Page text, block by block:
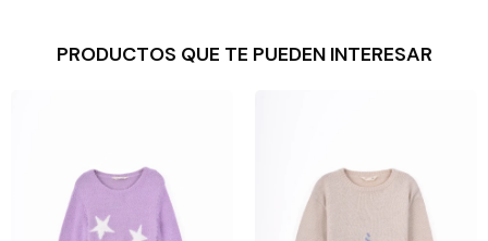
PRODUCTOS QUE TE PUEDEN INTERESAR